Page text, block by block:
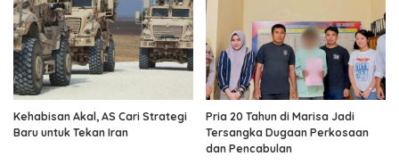
Kehabisan Akal, AS Cari Strategi
Baru untuk Tekan Iran
Pria 20 Tahun di Marisa Jadi
Tersangka Dugaan Perkosaan
dan Pencabulan